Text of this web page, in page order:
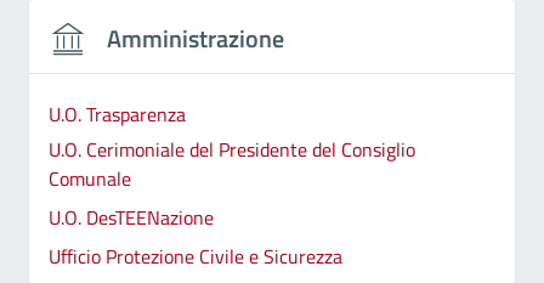
Amministrazione
U.O. Trasparenza
U.O. Cerimoniale del Presidente del Consiglio
Comunale
U.O. DesTEENazione
Ufficio Protezione Civile e Sicurezza